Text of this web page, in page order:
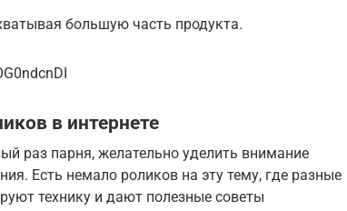
большую часть продукта.
в интернете
раз парня, желательно уделить внимание
Есть немало роликов на эту тему, где разные
технику и дают полезные советы